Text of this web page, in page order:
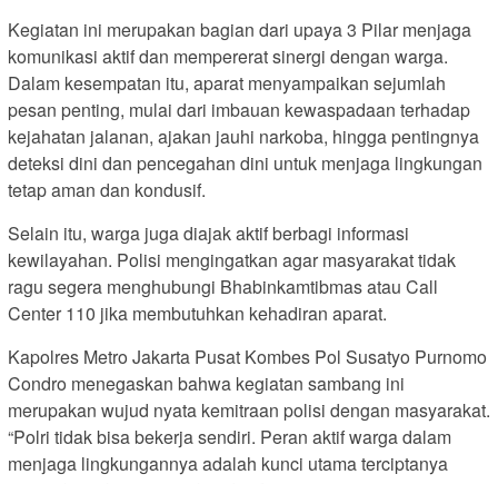
Kegiatan ini merupakan bagian dari upaya 3 Pilar menjaga
komunikasi aktif dan mempererat sinergi dengan warga.
Dalam kesempatan itu, aparat menyampaikan sejumlah
pesan penting, mulai dari imbauan kewaspadaan terhadap
kejahatan jalanan, ajakan jauhi narkoba, hingga pentingnya
deteksi dini dan pencegahan dini untuk menjaga lingkungan
tetap aman dan kondusif.
Selain itu, warga juga diajak aktif berbagi informasi
kewilayahan. Polisi mengingatkan agar masyarakat tidak
ragu segera menghubungi Bhabinkamtibmas atau Call
Center 110 jika membutuhkan kehadiran aparat.
Kapolres Metro Jakarta Pusat Kombes Pol Susatyo Purnomo
Condro menegaskan bahwa kegiatan sambang ini
merupakan wujud nyata kemitraan polisi dengan masyarakat.
“Polri tidak bisa bekerja sendiri. Peran aktif warga dalam
menjaga lingkungannya adalah kunci utama terciptanya